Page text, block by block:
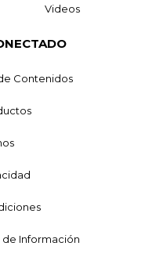
Videos
Contenidos
Información